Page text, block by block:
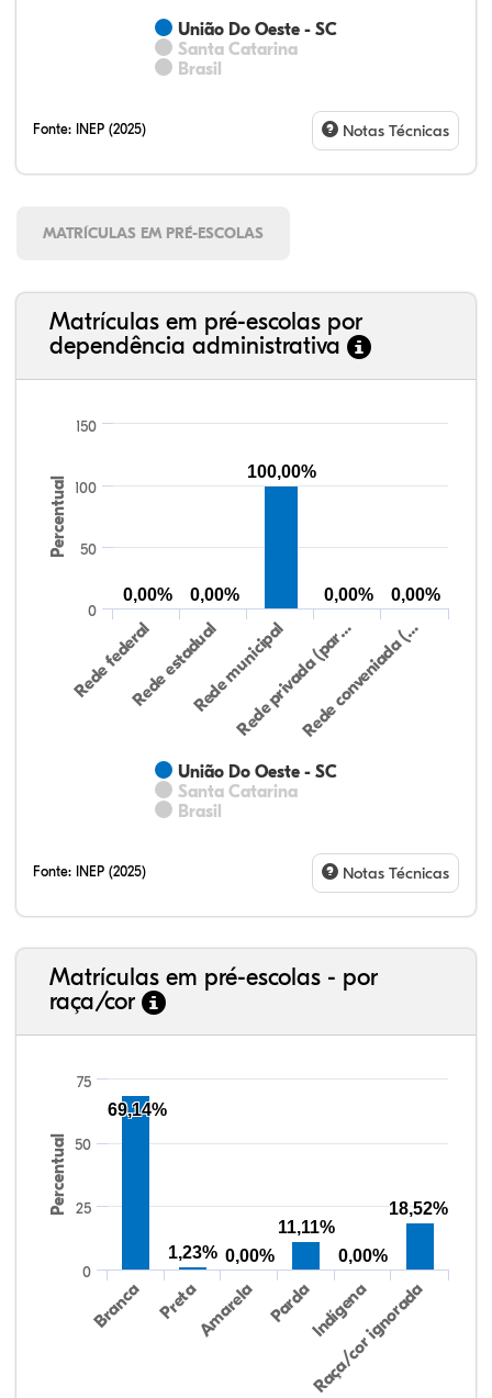
União Do Oeste - SC
Santa Catarina
Brasil
Fonte: INEP (2025) Notas Técnicas
MATRÍCULAS EM PRÉ-ESCOLAS
Matrículas em pré-escolas por
dependência administrativa
Percentual
União Do Oeste - SC
Santa Catarina
Brasil
Rede federalRede estadualRede municipal
Rede privada (par…Rede conveniada (…
0
50
100
150
0,00% 0,00%
100,00%
0,00% 0,00%
Fonte: INEP (2025) Notas Técnicas
Matrículas em pré-escolas - por
raça/cor
Percentual
Branca PretaAmarela PardaIndígena
Raça/cor ignorada
0
25
50
75
69,14%
1,23% 0,00%
11,11%
0,00%
18,52%